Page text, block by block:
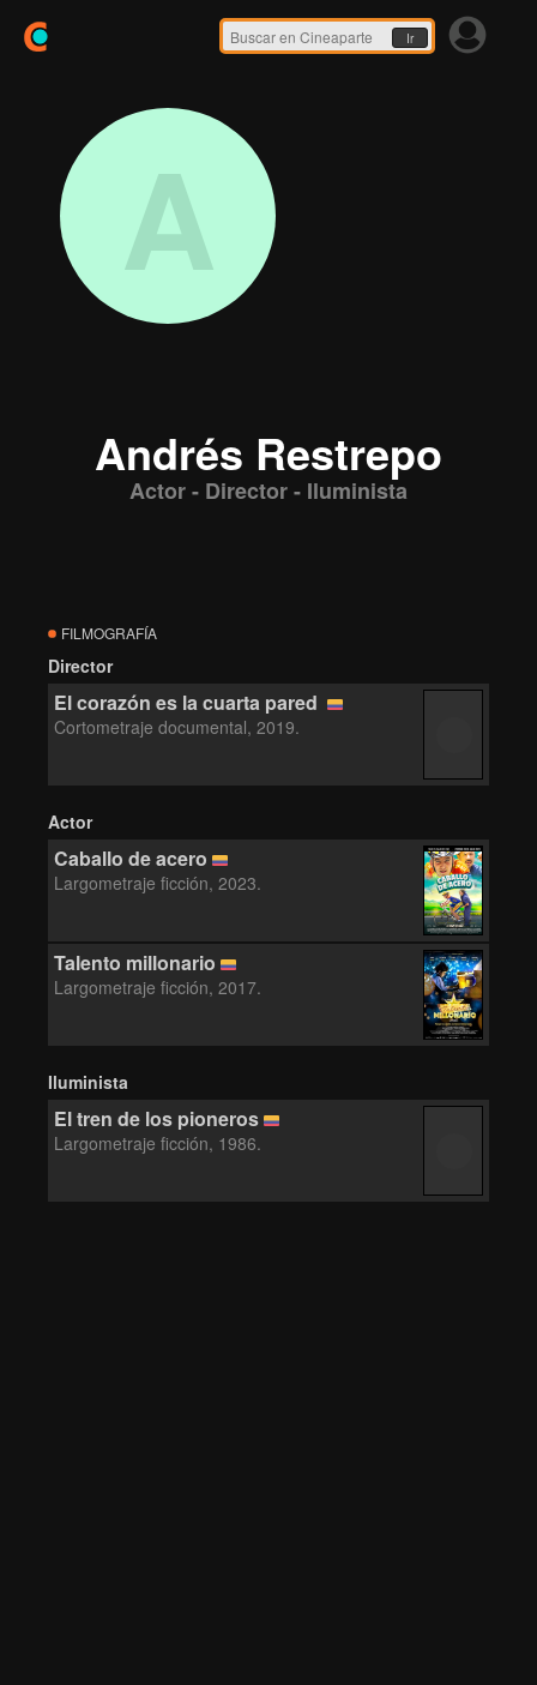
Ir
A
Andrés Restrepo
Actor - Director - Iluminista
FILMOGRAFÍA
Director
El corazón es la cuarta pared
Cortometraje documental, 2019.
Actor
Caballo de acero
Largometraje ficción, 2023.
Talento millonario
Largometraje ficción, 2017.
Iluminista
El tren de los pioneros
Largometraje ficción, 1986.